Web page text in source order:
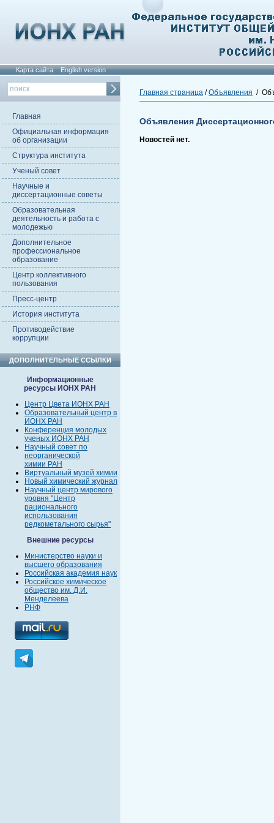
Карта сайта English version
Главная
Официальная информация
об организации
Структура института
Ученый совет
Научные и
диссертационные советы
Образовательная
деятельность и работа с
молодежью
Дополнительное
профессиональное
образование
Центр коллективного
пользования
Пресс-центр
История института
Противодействие
коррупции
ДОПОЛНИТЕЛЬНЫЕ ССЫЛКИ
Информационные
ресурсы ИОНХ РАН
Центр Цвета ИОНХ РАН
Образовательный центр в
ИОНХ РАН
Конференция молодых
ученых ИОНХ РАН
Научный совет по
неорганической
химии РАН
Виртуальный музей химии
Новый химический журнал
Научный центр мирового
уровня "Центр
рационального
использования
редкометального сырья"
Внешние ресурсы
Министерство науки и
высшего образования
Российская академия наук
Российское химическое
общество им. Д.И.
Менделеева
РНФ
Главная страница /Объявления /
Объявления
Новостей нет.